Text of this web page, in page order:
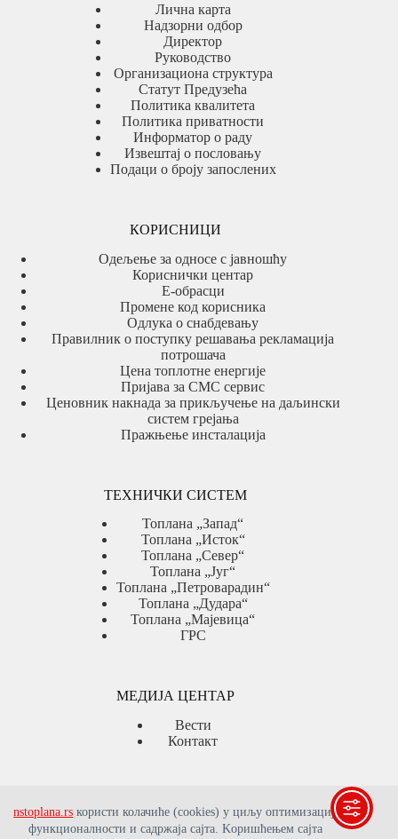
nstoplana.rs користи колачиће (cookies) у циљу оптимизације
функционалности и садржаја сајта. Kоришћењем сајта
Лична карта
Надзорни одбор
Директор
Руководство
Организациона структура
Статут Предузећа
Политика квалитета
Политика приватности
Информатор о раду
Извештај о пословању
Подаци о броју запослених
КОРИСНИЦИ
Одељење за односе с јавношћу
Кориснички центар
Е-обрасци
Промене код корисника
Одлука о снабдевању
Правилник о поступку решавања рекламација
потрошача
Цена топлотне енергије
Пријава за СМС сервис
Ценовник накнада за прикључење на даљински
систем грејања
Пражњење инсталација
ТЕХНИЧКИ СИСТЕМ
Топлана „Запад“
Топлана „Исток“
Топлана „Север“
Топлана „Југ“
Топлана „Петроварадин“
Топлана „Дудара“
Топлана „Мајевица“
ГРС
МЕДИЈА ЦЕНТАР
Вести
Контакт
Јавне набавке